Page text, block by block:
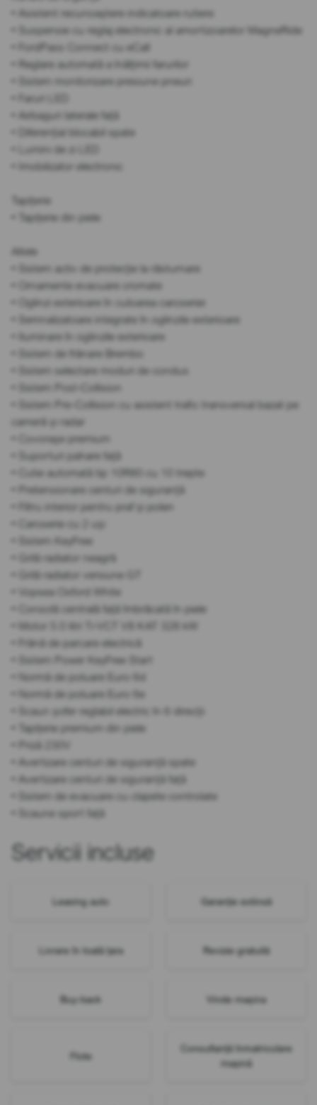
• Asistent recunoaștere indicatoare rutiere
• Suspensie cu reglaj electronic al amortizoarelor MagneRide
• FordPass Connect cu eCall
• Reglare automată a înălțimii farurilor
• Sistem monitorizare presiune pneuri
• Faruri LED
• Airbaguri laterale față
• Diferențial blocabil spate
• Lumini de zi LED
• Imobilizator electronic
Tapițerie
• Tapițerie din piele
Altele
• Sistem activ de protecție la răsturnare
• Ornamente evacuare cromate
• Oglinzi exterioare în culoarea caroseriei
• Semnalizatoare integrate în oglinzile exterioare
• Iluminare în oglinzile exterioare
• Sistem de frânare Brembo
• Sistem selectare moduri de condus
• Sistem Post-Collision
• Sistem Pre-Collision cu asistent trafic transversal bazat pe
cameră și radar
• Covorașe premium
• Suporturi pahare față
• Cutie automată tip 10R80 cu 10 trepte
• Pretensionare centuri de siguranță
• Filtru interior pentru praf și polen
• Caroserie cu 2 uși
• Sistem KeyFree
• Grilă radiator neagră
• Grilă radiator versiune GT
• Vopsea Oxford White
• Consolă centrală față îmbrăcată în piele
• Motor 5.0 litri Ti-VCT V8 KAT 328 kW
• Frână de parcare electrică
• Sistem Power KeyFree Start
• Normă de poluare Euro 6d
• Normă de poluare Euro 6e
• Scaun șofer reglabil electric în 6 direcții
• Tapițerie premium din piele
• Priză 230V
• Avertizare centuri de siguranță spate
• Avertizare centuri de siguranță față
• Sistem de evacuare cu clapete controlate
• Scaune sport față
Servicii incluse
Leasing auto Garanție extinsă
Livrare în toată țara Revizie gratuită
Buy-back Vinde mașina
Flote
Consultanță înmatriculare
mașină